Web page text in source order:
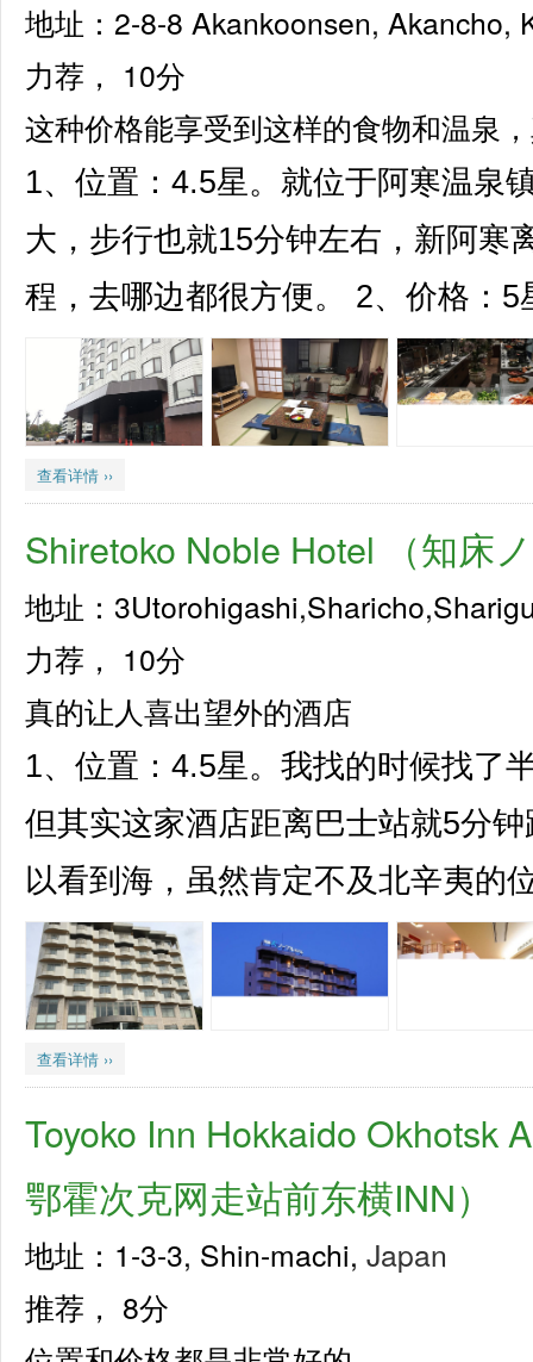
地址：2-8-8 Akankoonsen, Akancho,
力荐， 10分
这种价格能享受到这样的食物和温泉
1、位置：4.5星。就位于阿寒温泉
大，步行也就15分钟左右，新阿寒
程，去哪边都很方便。 2、价格：5
查看详情 ››
Shiretoko Noble Hotel （知床
地址：
力荐， 10分
真的让人喜出望外的酒店
1、位置：4.5星。我找的时候找了
但其实这家酒店距离巴士站就5分
以看到海，虽然肯定不及北辛夷的
查看详情 ››
Toyoko Inn Hokkaido Okhotsk
鄂霍次克网走站前东横INN）
地址：1-3-3, Shin-machi, Japan
推荐， 8分